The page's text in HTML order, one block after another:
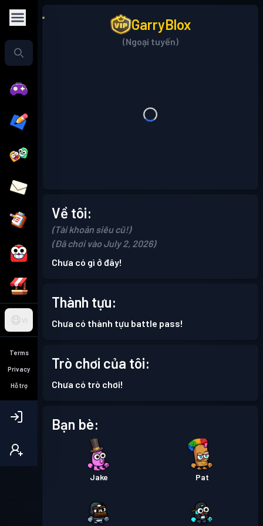
VI
Terms
Privacy
Hỗ trợ
GarryBlox
(Ngoại tuyến)
Về tôi:
(Tài khoản siêu cũ!)
(Đã chơi vào July 2, 2026)
Chưa có gì ở đây!
Thành tựu:
Chưa có thành tựu battle pass!
Trò chơi của tôi:
Chưa có trò chơi!
Bạn bè:
Jake Pat